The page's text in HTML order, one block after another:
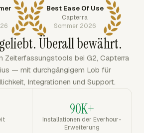
Best Ease Of Use
Capterra
Sommer 2026
Überall bewährt.
Zeiterfassungstools bei G2, Capterra
— mit durchgängigem Lob für
Integrationen und Support.
90K+
Installationen der Everhour-
Erweiterung